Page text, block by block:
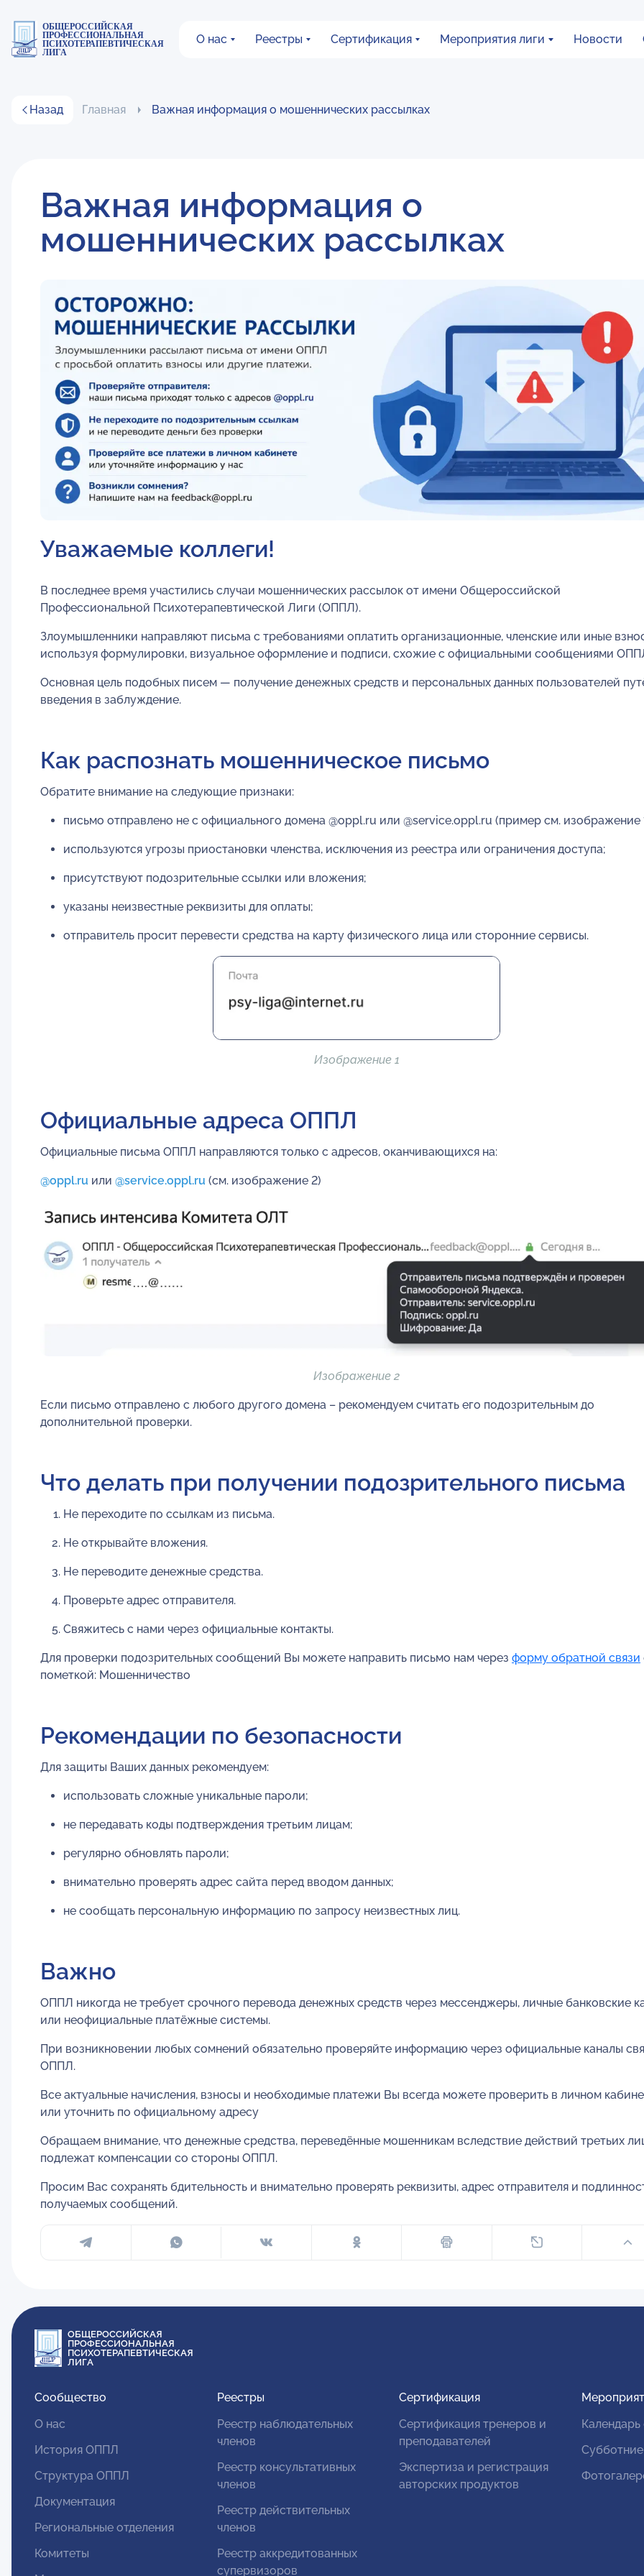
ОБЩЕРОССИЙСКАЯ
ПРОФЕССИОНАЛЬНАЯ
ПСИХОТЕРАПЕВТИЧЕСКАЯ
ЛИГА
О нас Реестры Сертификация Мероприятия лиги Новости
Назад Главная Важная информация о мошеннических рассылках
Важная информация о
мошеннических рассылках
Уважаемые коллеги!
В последнее время участились случаи мошеннических рассылок от имени Общероссийской
Профессиональной Психотерапевтической Лиги (ОППЛ).
Злоумышленники направляют письма с требованиями оплатить организационные, членские или иные
используя формулировки, визуальное оформление и подписи, схожие с официальными сообщениями
Основная цель подобных писем — получение денежных средств и персональных данных пользователей
введения в заблуждение.
Как распознать мошенническое письмо
Обратите внимание на следующие признаки:
письмо отправлено не с официального домена @oppl.ru или @service.oppl.ru (пример см. изображение
используются угрозы приостановки членства, исключения из реестра или ограничения доступа;
присутствуют подозрительные ссылки или вложения;
указаны неизвестные реквизиты для оплаты;
отправитель просит перевести средства на карту физического лица или сторонние сервисы.
Изображение 1
Официальные адреса ОППЛ
Официальные письма ОППЛ направляются только с адресов, оканчивающихся на:
@oppl.ru или @service.oppl.ru (см. изображение 2)
Изображение 2
Если письмо отправлено с любого другого домена – рекомендуем считать его подозрительным до
дополнительной проверки.
Что делать при получении подозрительного письма
Не переходите по ссылкам из письма.
Не открывайте вложения.
Не переводите денежные средства.
Проверьте адрес отправителя.
Свяжитесь с нами через официальные контакты.
Для проверки подозрительных сообщений Вы можете направить письмо нам через форму обратной связи
пометкой: Мошенничество
Рекомендации по безопасности
Для защиты Ваших данных рекомендуем:
использовать сложные уникальные пароли;
не передавать коды подтверждения третьим лицам;
регулярно обновлять пароли;
внимательно проверять адрес сайта перед вводом данных;
не сообщать персональную информацию по запросу неизвестных лиц.
Важно
ОППЛ никогда не требует срочного перевода денежных средств через мессенджеры, личные банковские
или неофициальные платёжные системы.
При возникновении любых сомнений обязательно проверяйте информацию через официальные каналы
ОППЛ.
Все актуальные начисления, взносы и необходимые платежи Вы всегда можете проверить в личном
или уточнить по официальному адресу
Обращаем внимание, что денежные средства, переведённые мошенникам вследствие действий третьих
подлежат компенсации со стороны ОППЛ.
Просим Вас сохранять бдительность и внимательно проверять реквизиты, адрес отправителя и
получаемых сообщений.
ОБЩЕРОССИЙСКАЯ
ПРОФЕССИОНАЛЬНАЯ
ПСИХОТЕРАПЕВТИЧЕСКАЯ
ЛИГА
Сообщество
О нас
История ОППЛ
Структура ОППЛ
Документация
Региональные отделения
Комитеты
Реестры
Реестр наблюдательных
членов
Реестр консультативных
членов
Реестр действительных
членов
Реестр аккредитованных
супервизоров
Сертификация
Сертификация тренеров и
преподавателей
Экспертиза и регистрация
авторских продуктов